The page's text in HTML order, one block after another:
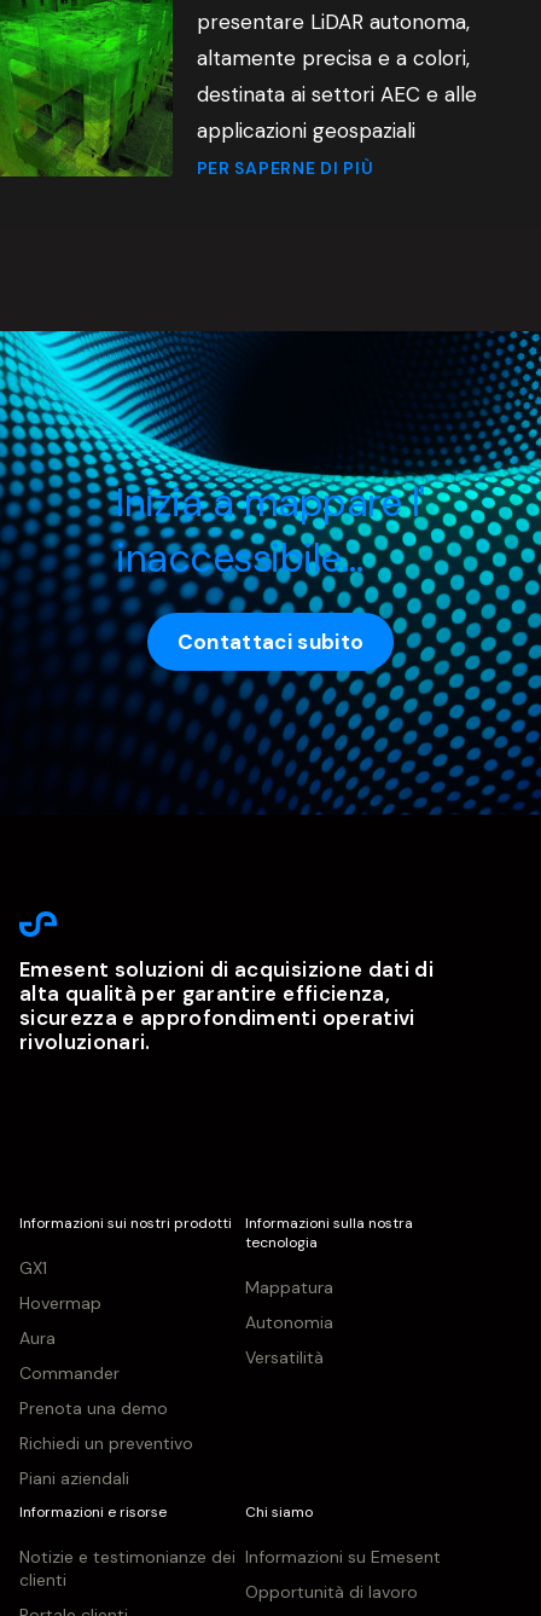
presentare LiDAR autonoma,
altamente precisa e a colori,
destinata ai settori AEC e alle
applicazioni geospaziali
PER SAPERNE DI PIÙ
Inizia a mappare l'
inaccessibile…
Contattaci subito
Emesent soluzioni di acquisizione dati di
alta qualità per garantire efficienza,
sicurezza e approfondimenti operativi
rivoluzionari.
Informazioni sui nostri prodotti
GX1
Hovermap
Aura
Commander
Prenota una demo
Richiedi un preventivo
Piani aziendali
Informazioni sulla nostra
tecnologia
Mappatura
Autonomia
Versatilità
Informazioni e risorse
Notizie e testimonianze dei
clienti
Chi siamo
Informazioni su Emesent
Opportunità di lavoro